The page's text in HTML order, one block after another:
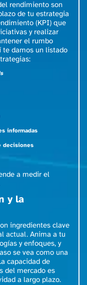
rendimiento son
de tu estrategia
(KPI) que
y realizar
el rumbo
te damos un listado
informadas
decisiones
a medir el
y la
ingredientes clave
actual. Anima a tu
y enfoques, y
se vea como una
capacidad de
del mercado es
a largo plazo.